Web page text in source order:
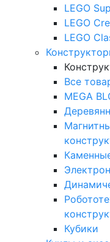
LEGO
LEGO
LEGO
Все
MEGA
Кубики